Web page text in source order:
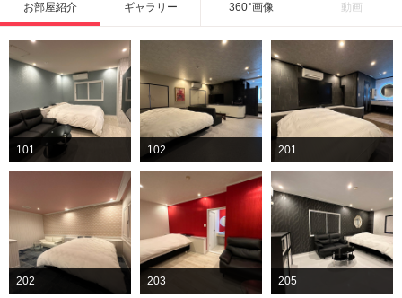
お部屋紹介 ギャラリー 360°画像 動画
101 102 201
202 203 205